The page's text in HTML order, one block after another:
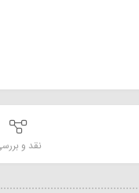
نقد و